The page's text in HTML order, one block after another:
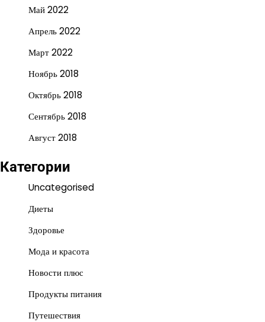
Май 2022
Апрель 2022
Март 2022
Ноябрь 2018
Октябрь 2018
Сентябрь 2018
Август 2018
Категории
Uncategorised
Диеты
Здоровье
Мода и красота
Новости плюс
Продукты питания
Путешествия